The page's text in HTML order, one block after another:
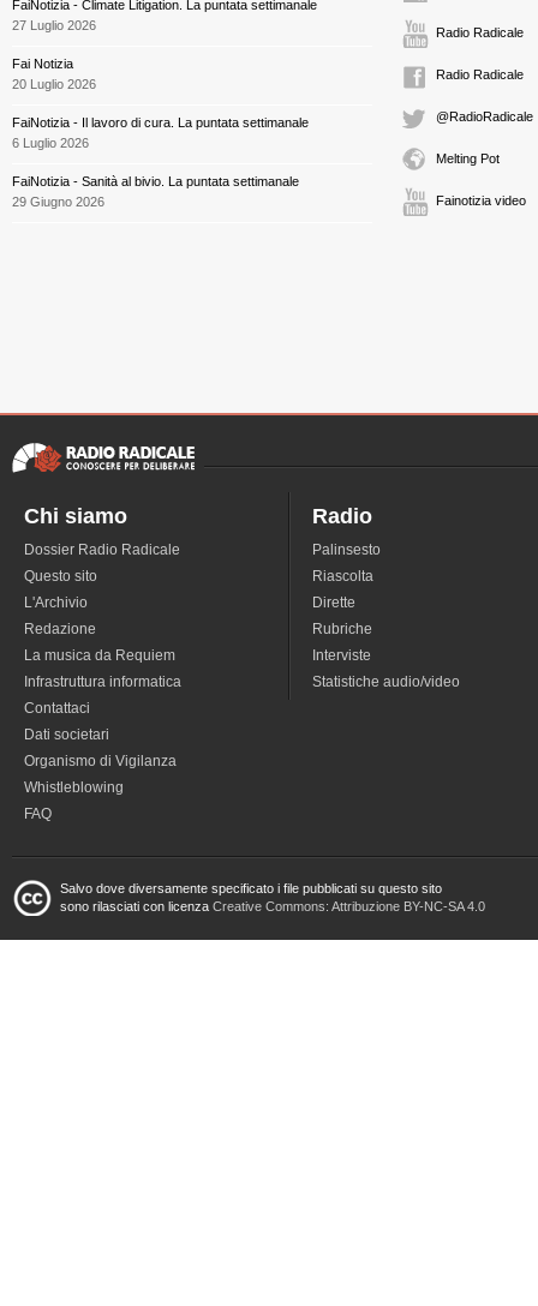
FaiNotizia - Climate Litigation. La puntata settimanale
27 Luglio 2026
Fai Notizia
20 Luglio 2026
FaiNotizia - Il lavoro di cura. La puntata settimanale
6 Luglio 2026
FaiNotizia - Sanità al bivio. La puntata settimanale
29 Giugno 2026
Radio Radicale
Radio Radicale
@RadioRadicale
Melting Pot
Fainotizia video
Chi siamo
Dossier Radio Radicale
Questo sito
L'Archivio
Redazione
La musica da Requiem
Infrastruttura informatica
Contattaci
Dati societari
Organismo di Vigilanza
Whistleblowing
FAQ
Radio
Palinsesto
Riascolta
Dirette
Rubriche
Interviste
Statistiche audio/video
Salvo dove diversamente specificato i file pubblicati su questo sito
sono rilasciati con licenza Creative Commons: Attribuzione BY-NC-SA 4.0